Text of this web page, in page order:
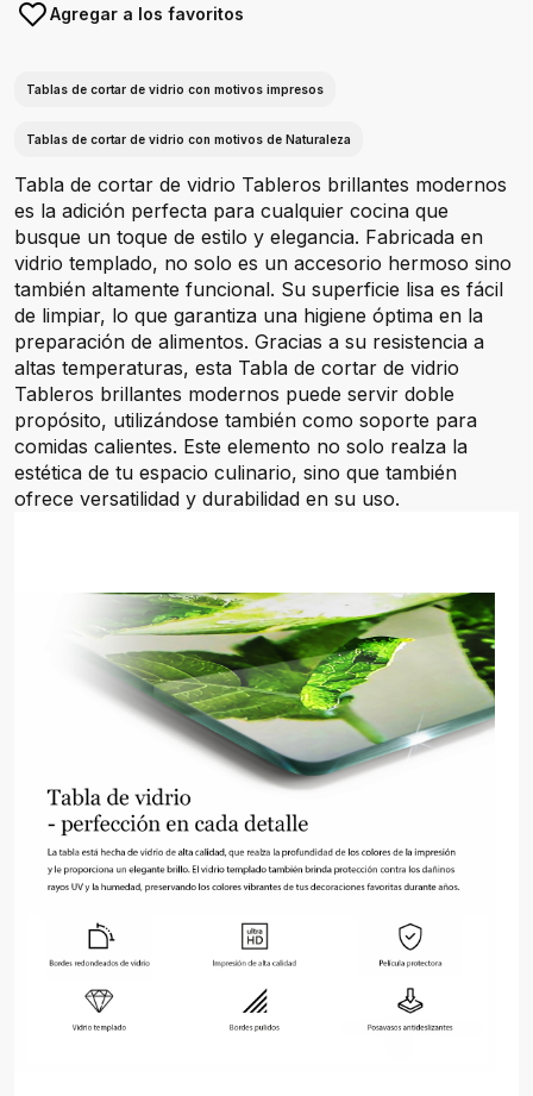
Agregar a los favoritos
Tablas de cortar de vidrio con motivos impresos
Tablas de cortar de vidrio con motivos de Naturaleza
Tabla de cortar de vidrio Tableros brillantes modernos
es la adición perfecta para cualquier cocina que
busque un toque de estilo y elegancia. Fabricada en
vidrio templado, no solo es un accesorio hermoso sino
también altamente funcional. Su superficie lisa es fácil
de limpiar, lo que garantiza una higiene óptima en la
preparación de alimentos. Gracias a su resistencia a
altas temperaturas, esta Tabla de cortar de vidrio
Tableros brillantes modernos puede servir doble
propósito, utilizándose también como soporte para
comidas calientes. Este elemento no solo realza la
estética de tu espacio culinario, sino que también
ofrece versatilidad y durabilidad en su uso.